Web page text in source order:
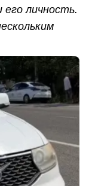
его личность.